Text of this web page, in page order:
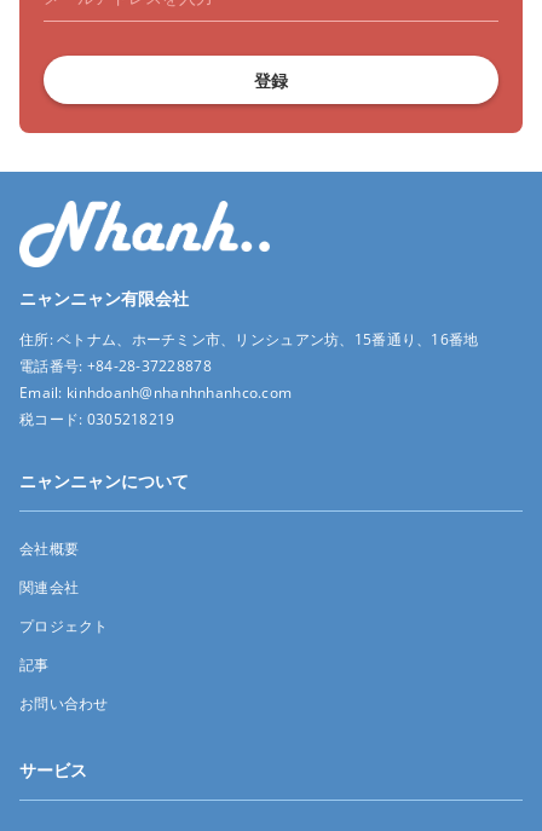
登録
ニャンニャン有限会社
住所:ベトナム、ホーチミン市、リンシュアン坊、15番通り、16番地
電話番号: +84-28-37228878
Email: kinhdoanh@nhanhnhanhco.com
税コード: 0305218219
ニャンニャンについて
会社概要
関連会社
プロジェクト
記事
お問い合わせ
サービス